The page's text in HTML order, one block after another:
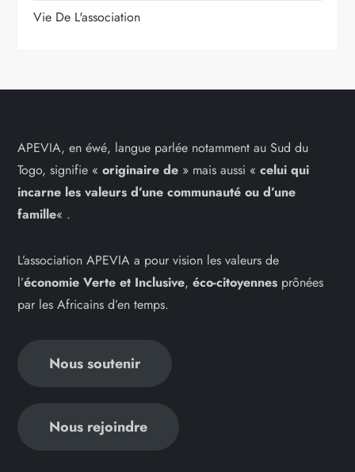
Vie De L'association
APEVIA, en éwé, langue parlée notamment au Sud du
Togo, signifie «originaire de » mais aussi «celui qui
incarne les valeurs d’une communauté ou d’une
famille« .
L’association APEVIA a pour vision les valeurs de
l’économie Verte et Inclusive,éco-citoyennes prônées
par les Africains d’en temps.
Nous soutenir
Nous rejoindre